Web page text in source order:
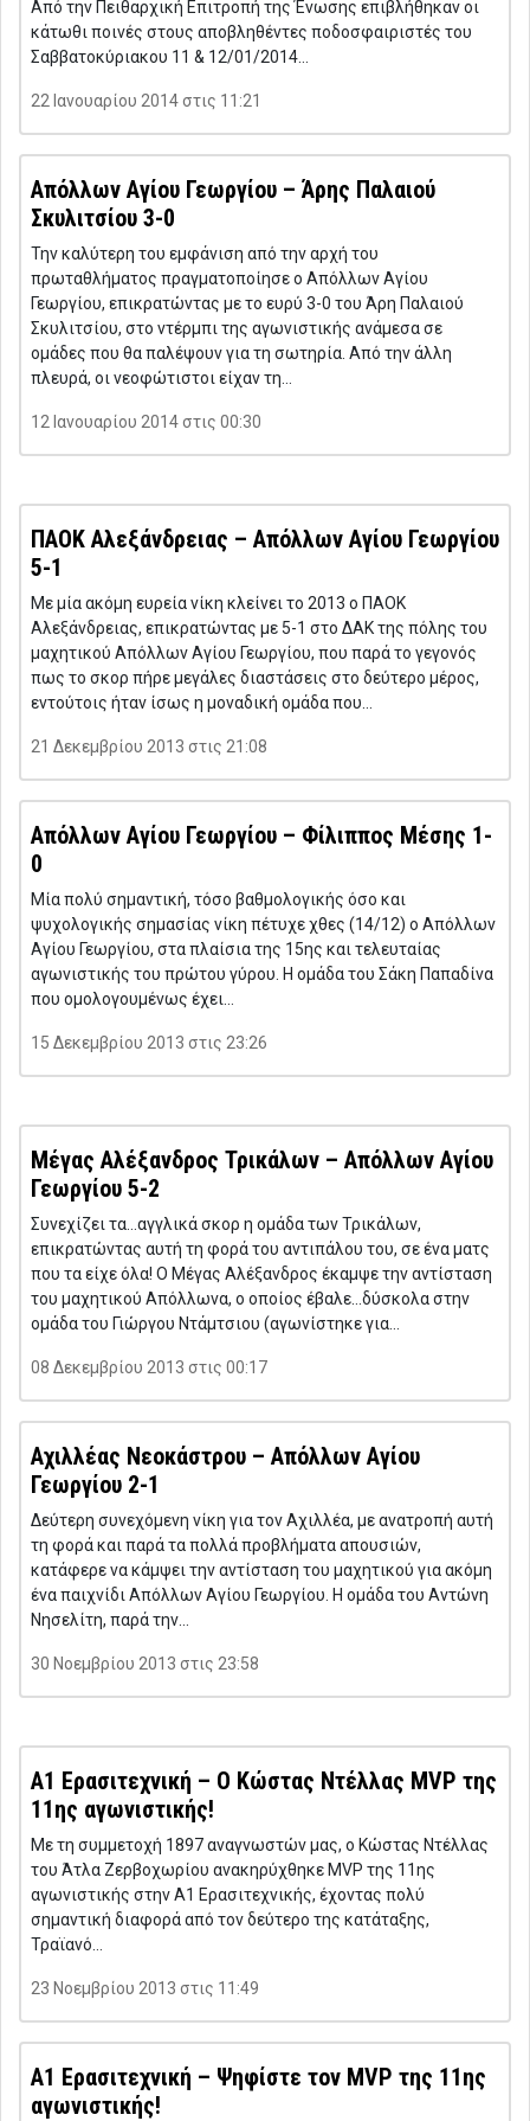
Από την Πειθαρχική Επιτροπή της Ένωσης επιβλήθηκαν οι
κάτωθι ποινές στους αποβληθέντες ποδοσφαιριστές του
Σαββατοκύριακου 11 & 12/01/2014…
22 Ιανουαρίου 2014 στις 11:21
Απόλλων Αγίου Γεωργίου – Άρης Παλαιού
Σκυλιτσίου 3-0
Την καλύτερη του εμφάνιση από την αρχή του
πρωταθλήματος πραγματοποίησε ο Απόλλων Αγίου
Γεωργίου, επικρατώντας με το ευρύ 3-0 του Άρη Παλαιού
Σκυλιτσίου, στο ντέρμπι της αγωνιστικής ανάμεσα σε
ομάδες που θα παλέψουν για τη σωτηρία. Από την άλλη
πλευρά, οι νεοφώτιστοι είχαν τη…
12 Ιανουαρίου 2014 στις 00:30
ΠΑΟΚ Αλεξάνδρειας – Απόλλων Αγίου Γεωργίου
5-1
Με μία ακόμη ευρεία νίκη κλείνει το 2013 ο ΠΑΟΚ
Αλεξάνδρειας, επικρατώντας με 5-1 στο ΔΑΚ της πόλης του
μαχητικού Απόλλων Αγίου Γεωργίου, που παρά το γεγονός
πως το σκορ πήρε μεγάλες διαστάσεις στο δεύτερο μέρος,
εντούτοις ήταν ίσως η μοναδική ομάδα που…
21 Δεκεμβρίου 2013 στις 21:08
Απόλλων Αγίου Γεωργίου – Φίλιππος Μέσης 1-
0
Μία πολύ σημαντική, τόσο βαθμολογικής όσο και
ψυχολογικής σημασίας νίκη πέτυχε χθες (14/12) ο Απόλλων
Αγίου Γεωργίου, στα πλαίσια της 15ης και τελευταίας
αγωνιστικής του πρώτου γύρου. Η ομάδα του Σάκη Παπαδίνα
που ομολογουμένως έχει…
15 Δεκεμβρίου 2013 στις 23:26
Μέγας Αλέξανδρος Τρικάλων – Απόλλων Αγίου
Γεωργίου 5-2
Συνεχίζει τα…αγγλικά σκορ η ομάδα των Τρικάλων,
επικρατώντας αυτή τη φορά του αντιπάλου του, σε ένα ματς
που τα είχε όλα! Ο Μέγας Αλέξανδρος έκαμψε την αντίσταση
του μαχητικού Απόλλωνα, ο οποίος έβαλε…δύσκολα στην
ομάδα του Γιώργου Ντάμτσιου (αγωνίστηκε για…
08 Δεκεμβρίου 2013 στις 00:17
Αχιλλέας Νεοκάστρου – Απόλλων Αγίου
Γεωργίου 2-1
Δεύτερη συνεχόμενη νίκη για τον Αχιλλέα, με ανατροπή αυτή
τη φορά και παρά τα πολλά προβλήματα απουσιών,
κατάφερε να κάμψει την αντίσταση του μαχητικού για ακόμη
ένα παιχνίδι Απόλλων Αγίου Γεωργίου. Η ομάδα του Αντώνη
Νησελίτη, παρά την…
30 Νοεμβρίου 2013 στις 23:58
Α1 Ερασιτεχνική – O Κώστας Ντέλλας MVP της
11ης αγωνιστικής!
Με τη συμμετοχή 1897 αναγνωστών μας, ο Κώστας Ντέλλας
του Άτλα Ζερβοχωρίου ανακηρύχθηκε MVP της 11ης
αγωνιστικής στην Α1 Ερασιτεχνικής, έχοντας πολύ
σημαντική διαφορά από τον δεύτερο της κατάταξης,
Τραϊανό…
23 Νοεμβρίου 2013 στις 11:49
Α1 Ερασιτεχνική – Ψηφίστε τον MVP της 11ης
αγωνιστικής!